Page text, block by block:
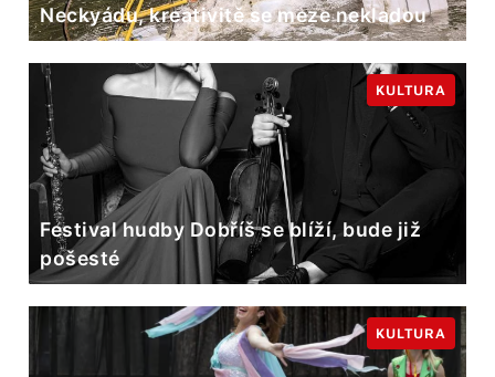
Neckyádu, kreativitě se meze nekladou
Festival hudby Dobříš se blíží, bude již
pošesté
KULTURA
KULTURA